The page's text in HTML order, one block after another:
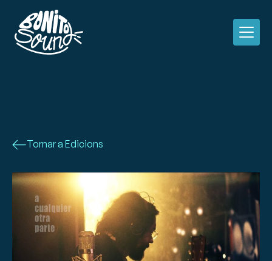
Tornar a Edicions